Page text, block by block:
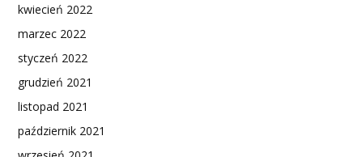
kwiecień 2022
marzec 2022
styczeń 2022
grudzień 2021
listopad 2021
październik 2021